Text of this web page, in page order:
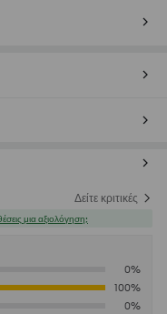
Δείτε κριτικές
μια αξιολόγηση;
0%
100%
0%